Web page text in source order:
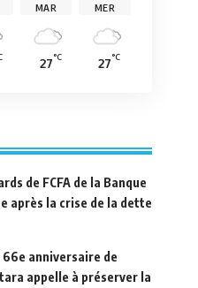
MAR
27°C
MER
27°C
de FCFA de la Banque
après la crise de la dette
66e anniversaire de
appelle à préserver la